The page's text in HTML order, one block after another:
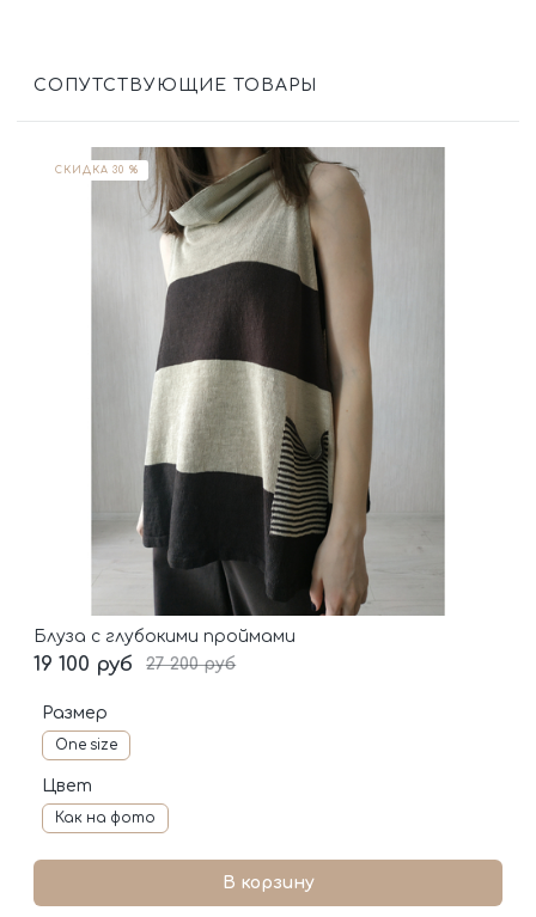
СОПУТСТВУЮЩИЕ ТОВАРЫ
СКИДКА 30 %
Блуза с глубокими проймами
19 100 руб 27 200 руб
Размер
One size
Цвет
Как на фото
В корзину